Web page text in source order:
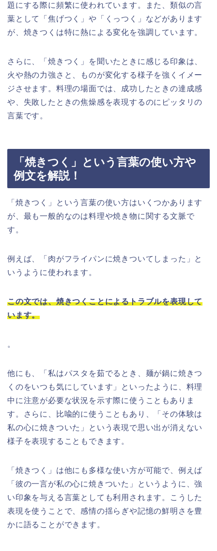
題にする際に頻繁に使われています。また、類似の言
葉として「焦げつく」や「くっつく」などがあります
が、焼きつくは特に熱による変化を強調しています。
さらに、「焼きつく」を聞いたときに感じる印象は、
火や熱の力強さと、ものが変化する様子を強くイメー
ジさせます。料理の場面では、成功したときの達成感
や、失敗したときの焦燥感を表現するのにピッタリの
言葉です。
「焼きつく」という言葉の使い方や
例文を解説！
「焼きつく」という言葉の使い方はいくつかあります
が、最も一般的なのは料理や焼き物に関する文脈で
す。
例えば、「肉がフライパンに焼きついてしまった」と
いうように使われます。
この文では、焼きつくことによるトラブルを表現して
います。
。
他にも、「私はパスタを茹でるとき、麺が鍋に焼きつ
くのをいつも気にしています」といったように、料理
中に注意が必要な状況を示す際に使うこともありま
す。さらに、比喩的に使うこともあり、「その体験は
私の心に焼きついた」という表現で思い出が消えない
様子を表現することもできます。
「焼きつく」は他にも多様な使い方が可能で、例えば
「彼の一言が私の心に焼きついた」というように、強
い印象を与える言葉としても利用されます。こうした
表現を使うことで、感情の揺らぎや記憶の鮮明さを豊
かに語ることができます。